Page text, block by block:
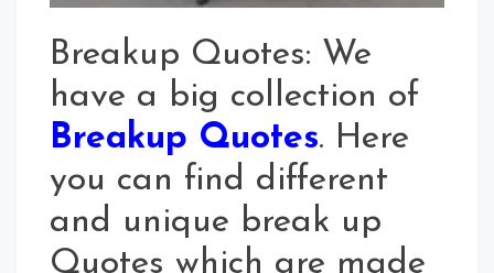
Breakup Quotes: We
have a big collection of
Breakup Quotes. Here
you can find different
and unique break up
Quotes which are made